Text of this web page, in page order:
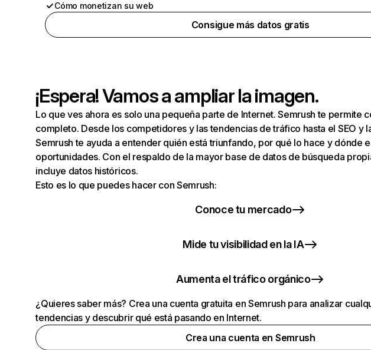
Cómo monetizan su web
Consigue más datos gratis
¡Espera! Vamos a ampliar la imagen.
Lo que ves ahora es solo una pequeña parte de Internet. Semrush te permite
completo. Desde los competidores y las tendencias de tráfico hasta el SEO y
Semrush te ayuda a entender quién está triunfando, por qué lo hace y dónde
oportunidades. Con el respaldo de la mayor base de datos de búsqueda
incluye datos históricos.
Esto es lo que puedes hacer con Semrush:
Conoce tu mercado
Mide tu visibilidad en la IA
Aumenta el tráfico orgánico
¿Quieres saber más? Crea una cuenta gratuita en Semrush para analizar
tendencias y descubrir qué está pasando en Internet.
Crea una cuenta en Semrush